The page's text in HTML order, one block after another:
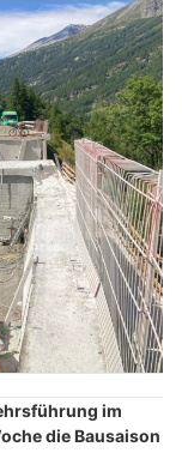
im
die Bausaison